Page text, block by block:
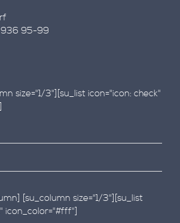
936 95-99
size="1/3"][su_list icon="icon: check"
[su_column size="1/3"][su_list
icon_color="#fff"]